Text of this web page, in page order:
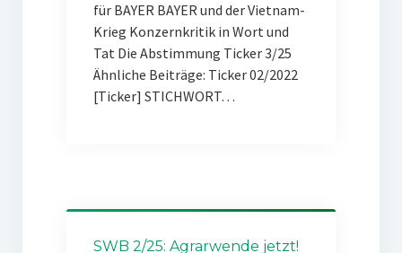
für BAYER BAYER und der Vietnam-
Krieg Konzernkritik in Wort und
Tat Die Abstimmung Ticker 3/25
Ähnliche Beiträge: Ticker 02/2022
[Ticker] STICHWORT…
SWB 2/25: Agrarwende jetzt!